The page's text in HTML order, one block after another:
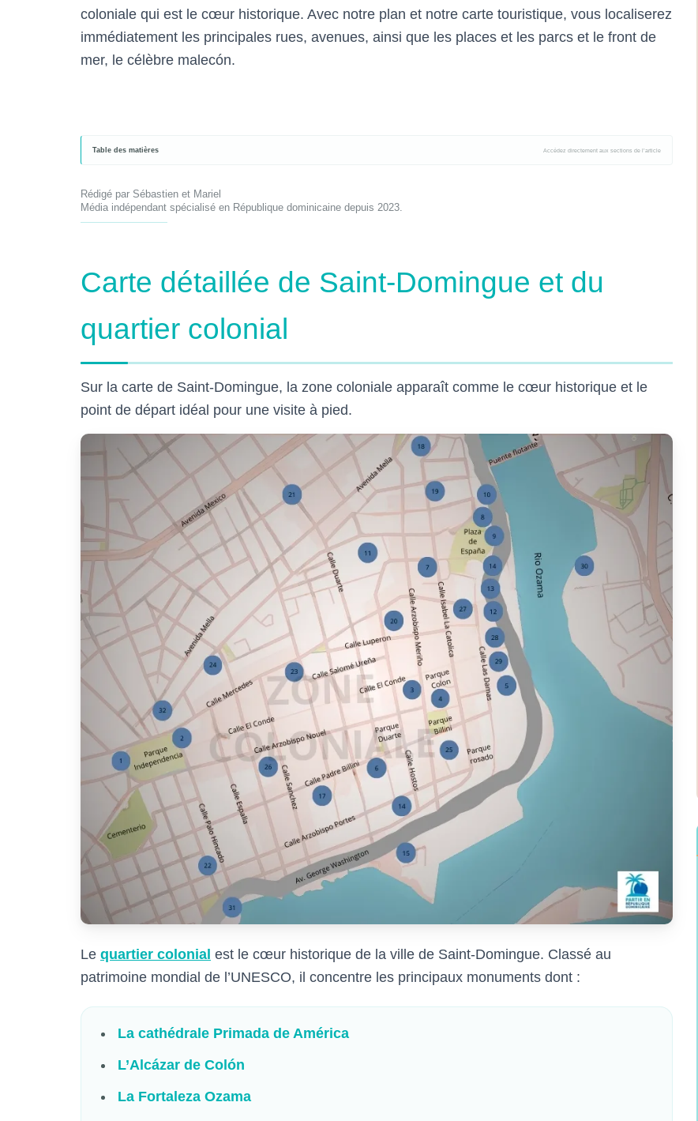
coloniale qui est le cœur historique. Avec notre plan et notre carte touristique, vous localiserez
immédiatement les principales rues, avenues, ainsi que les places et les parcs et le front de
mer, le célèbre malecón.
Table des matières
Rédigé par Sébastien et Mariel
Média indépendant spécialisé en République dominicaine depuis 2023.
Carte détaillée de Saint-Domingue et du
quartier colonial
Sur la carte de Saint-Domingue, la zone coloniale apparaît comme le cœur historique et le
point de départ idéal pour une visite à pied.
Le quartier colonial est le cœur historique de la ville de Saint-Domingue. Classé au
patrimoine mondial de l’UNESCO, il concentre les principaux monuments dont :
La cathédrale Primada de América
L’Alcázar de Colón
La Fortaleza Ozama